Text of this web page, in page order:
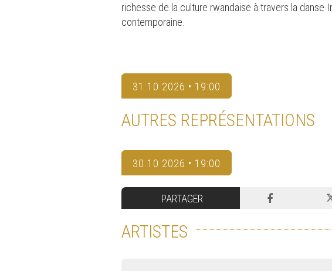
richesse de la culture rwandaise à travers la danse
contemporaine.
31.10.2026 • 19:00
AUTRES REPRÉSENTATIONS
30.10.2026 • 19:00
PARTAGER
ARTISTES